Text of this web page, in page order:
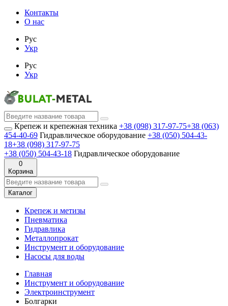
Контакты
О нас
Рус
Укр
Рус
Укр
Крепеж и крепежная техника +38 (098) 317-97-75+38 (063)
454-40-69 Гидравлическое оборудование +38 (050) 504-43-
18+38 (098) 317-97-75
+38 (050) 504-43-18 Гидравлическое оборудование
0
Корзина
Каталог
Крепеж и метизы
Пневматика
Гидравлика
Металлопрокат
Инструмент и оборудование
Насосы для воды
Главная
Инструмент и оборудование
Электроинструмент
Болгарки